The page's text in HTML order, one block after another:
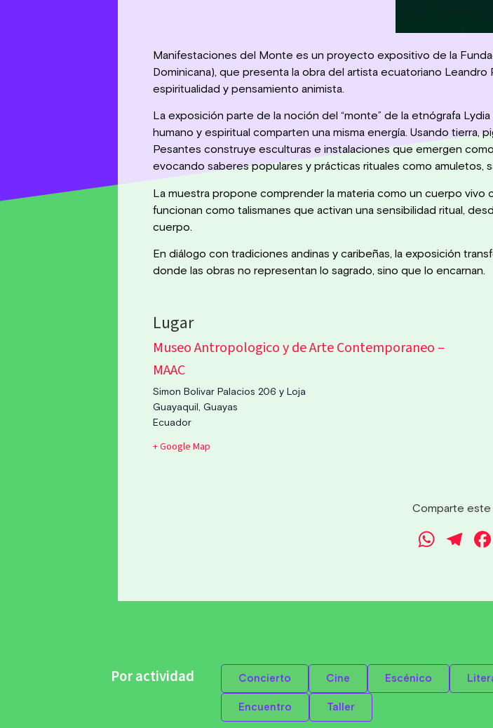
Manifestaciones del Monte es un proyecto expositivo de la
Dominicana), que presenta la obra del artista ecuatoriano
espiritualidad y pensamiento animista.
La exposición parte de la noción del “monte” de la etnógrafa
humano y espiritual comparten una misma energía. Usando tierra,
Pesantes construye esculturas e instalaciones que emergen
evocando saberes populares y prácticas rituales como amuletos,
La muestra propone comprender la materia como un cuerpo vivo
funcionan como talismanes que activan una sensibilidad ritual,
cuerpo.
En diálogo con tradiciones andinas y caribeñas, la exposición
donde las obras no representan lo sagrado, sino que lo encarnan.
Museo Antropologico y de Arte Contemporaneo –
MAAC
Simon Bolivar Palacios 206 y Loja
Guayaquil
Guayas
Ecuador
+ Google Map
Comparte
Por actividad Concierto Cine Escénico
Encuentro Taller